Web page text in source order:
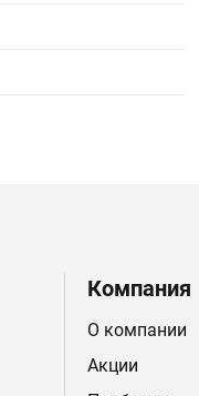
Компания
О компании
Акции